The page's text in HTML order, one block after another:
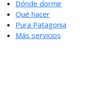
Dónde dormir
Qué hacer
Pura Patagonia
Más servicios